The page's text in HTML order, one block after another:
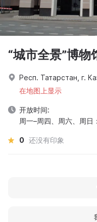
“城市全景”博物
Респ. Татарстан, г.
在地图上显示
开放时间:
周一–周四、周六、周
0 还没有印象